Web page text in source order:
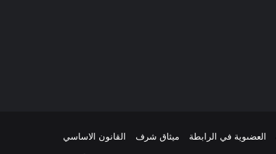
العضىوية في الرابطة ميثاق شرف
القانون الاساسي